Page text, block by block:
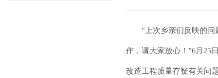
“上次乡亲们反映的
作，请大家放心！”6月25
改造工程质量存疑有关问